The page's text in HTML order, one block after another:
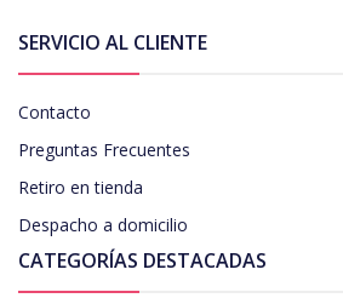
SERVICIO AL CLIENTE
Contacto
Preguntas Frecuentes
Retiro en tienda
Despacho a domicilio
CATEGORÍAS DESTACADAS